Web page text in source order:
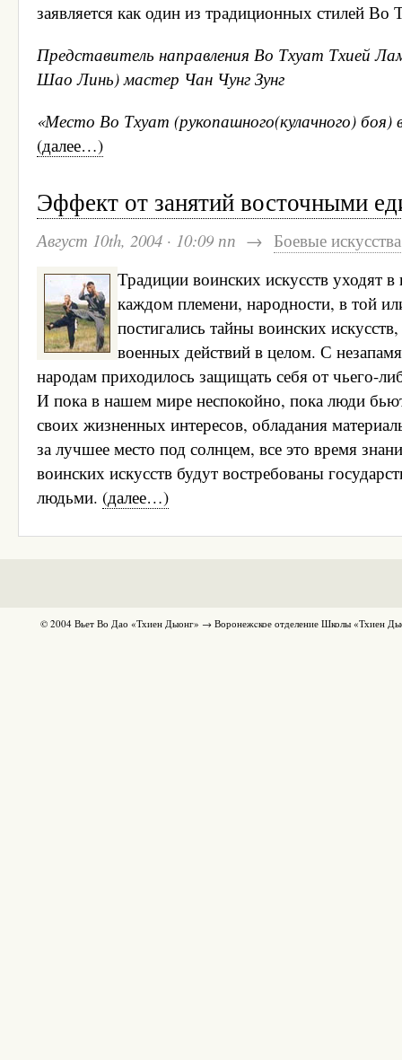
заявляется как один из традиционных стилей Во
Представитель направления Во Тхуат
Шао Линь) мастер Чан Чунг Зунг
«Место Во Тхуат (рукопашного(кулачного) боя)
(далее…)
Эффект от занятий восточными
Август 10th, 2004 · 10:09 пп → Боевые искусства
Традиции воинских искусств уходят
каждом племени, народности, в той
постигались тайны воинских
военных действий в целом. С
народам приходилось защищать себя от чьего-
И пока в нашем мире неспокойно, пока люди
своих жизненных интересов, обладания
за лучшее место под солнцем, все это время
воинских искусств будут востребованы
людьми. (далее…)
© 2004 Вьет Во Дао «Тхиен Дыонг» → Воронежcкое отделение Школы «Тхиен